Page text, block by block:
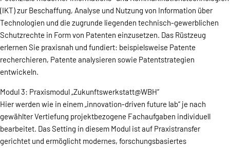
(IKT) zur Beschaffung, Analyse und Nutzung von Information über
Technologien und die zugrunde liegenden technisch-gewerblichen
Schutzrechte in Form von Patenten einzusetzen. Das Rüstzeug
erlernen Sie praxisnah und fundiert: beispielsweise Patente
recherchieren, Patente analysieren sowie Patentstrategien
entwickeln.
Modul 3: Praxismodul „Zukunftswerkstatt@WBH“
Hier werden wie in einem „innovation-driven future lab“ je nach
gewählter Vertiefung projektbezogene Fachaufgaben individuell
bearbeitet. Das Setting in diesem Modul ist auf Praxistransfer
gerichtet und ermöglicht modernes, forschungsbasiertes